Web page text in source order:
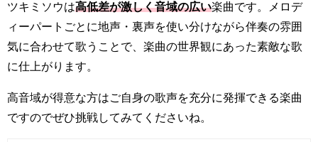
ツキミソウは高低差が激しく音域の広い楽曲です。メロデ
ィーパートごとに地声・裏声を使い分けながら伴奏の雰囲
気に合わせて歌うことで、楽曲の世界観にあった素敵な歌
に仕上がります。
高音域が得意な方はご自身の歌声を充分に発揮できる楽曲
ですのでぜひ挑戦してみてくださいね。